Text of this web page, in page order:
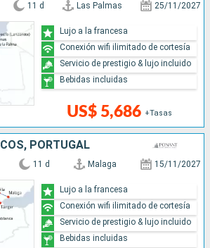
11 d Las Palmas 25/11/2027
US$ 5,686 +Tasas
Lujo a la francesa
Conexión wifi ilimitado de cortesía
Servicio de prestigio & lujo incluido
Bebidas incluidas
PORTUGAL
11 d Malaga 15/11/2027
Lujo a la francesa
Conexión wifi ilimitado de cortesía
Servicio de prestigio & lujo incluido
Bebidas incluidas